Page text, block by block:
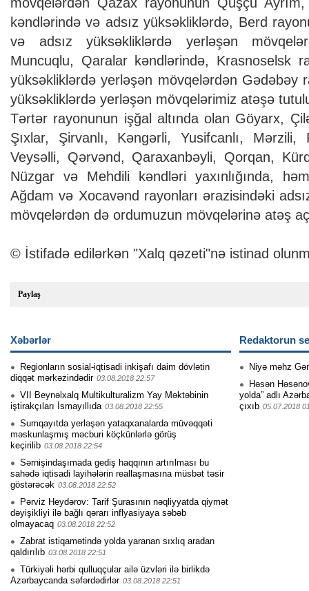
kəndlərində və adsız yüksəkliklərdə, Berd
və adsız yüksəkliklərdə yerləşən
Muncuqlu, Qaralar kəndlərində, Krasnoselsk
yüksəkliklərdə yerləşən mövqelərdən Gədəbəy
yüksəkliklərdə yerləşən mövqelərimiz atəşə
Tərtər rayonunun işğal altında olan Göyarx,
Şıxlar, Şirvanlı, Kəngərli, Yusifcanlı, Mərzili,
Veysəlli, Qərvənd, Qaraxanbəyli, Qorqan,
Nüzgar və Mehdili kəndləri yaxınlığında,
Ağdam və Xocavənd rayonları ərazisindəki
mövqelərdən də ordumuzun mövqelərinə atəş
© İstifadə edilərkən "Xalq qəzeti"nə istinad
Paylaş
Xəbərlər
Regionların sosial-iqtisadi inkişafı daim dövlətin
diqqət mərkəzindədir 03.08.2018 22:57
VII Beynəlxalq Multikulturalizm Yay Məktəbinin
iştirakçıları İsmayıllıda 03.08.2018 22:55
Sumqayıtda yerləşən yataqxanalarda müvəqqəti
məskunlaşmış məcburi köçkünlərlə görüş
keçirilib 03.08.2018 22:54
Sərnişindaşımada gediş haqqının artırılması bu
sahədə iqtisadi layihələrin reallaşmasına müsbət təsir
göstərəcək 03.08.2018 22:52
Pərviz Heydərov: Tarif Şurasının nəqliyyatda qiymət
dəyişikliyi ilə bağlı qərarı inflyasiyaya səbəb
olmayacaq 03.08.2018 22:52
Zabrat istiqamətində yolda yaranan sıxlıq aradan
qaldırılıb 03.08.2018 22:51
Türkiyəli hərbi qulluqçular ailə üzvləri ilə birlikdə
Azərbaycanda səfərdədirlər 03.08.2018 22:51
Redaktorun
Niyə məhz
Həsən
yolda” adlı
çıxıb 05.07.2018